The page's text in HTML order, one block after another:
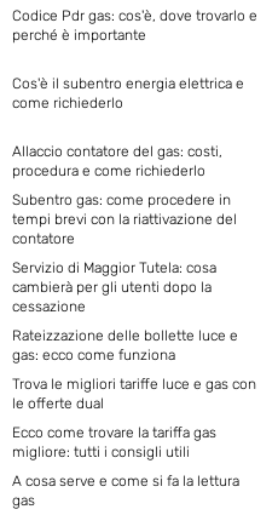
Codice Pdr gas: cos'è, dove trovarlo e
perché è importante
Cos'è il subentro energia elettrica e
come richiederlo
Allaccio contatore del gas: costi,
procedura e come richiederlo
Subentro gas: come procedere in
tempi brevi con la riattivazione del
contatore
Servizio di Maggior Tutela: cosa
cambierà per gli utenti dopo la
cessazione
Rateizzazione delle bollette luce e
gas: ecco come funziona
Trova le migliori tariffe luce e gas con
le offerte dual
Ecco come trovare la tariffa gas
migliore: tutti i consigli utili
A cosa serve e come si fa la lettura
gas